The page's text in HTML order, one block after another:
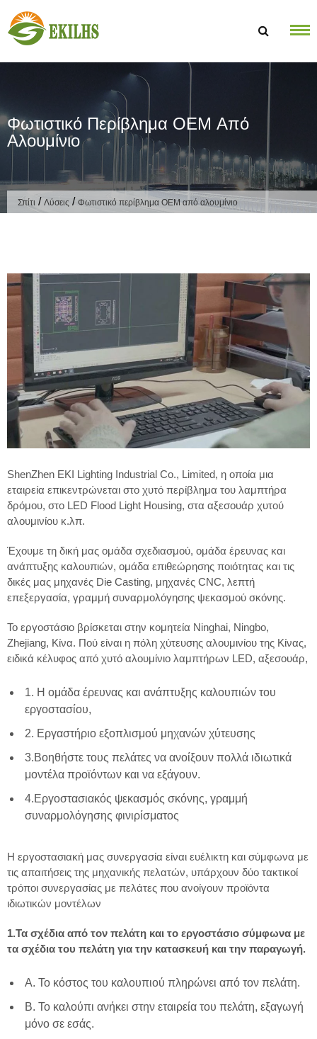
Φωτιστικό Περίβλημα OEM Από
Αλουμίνιο
Σπίτι / Λύσεις / Φωτιστικό περίβλημα OEM από αλουμίνιο
ShenZhen EKI Lighting Industrial Co., Limited, η οποία μια
εταιρεία επικεντρώνεται στο χυτό περίβλημα του λαμπτήρα
δρόμου, στο LED Flood Light Housing, στα αξεσουάρ χυτού
αλουμινίου κ.λπ.
Έχουμε τη δική μας ομάδα σχεδιασμού, ομάδα έρευνας και
ανάπτυξης καλουπιών, ομάδα επιθεώρησης ποιότητας και τις
δικές μας μηχανές Die Casting, μηχανές CNC, λεπτή
επεξεργασία, γραμμή συναρμολόγησης ψεκασμού σκόνης.
Το εργοστάσιο βρίσκεται στην κομητεία Ninghai, Ningbo,
Zhejiang, Κίνα. Πού είναι η πόλη χύτευσης αλουμινίου της Κίνας,
ειδικά κέλυφος από χυτό αλουμίνιο λαμπτήρων LED, αξεσουάρ,
1. Η ομάδα έρευνας και ανάπτυξης καλουπιών του
εργοστασίου,
2. Εργαστήριο εξοπλισμού μηχανών χύτευσης
3.Βοηθήστε τους πελάτες να ανοίξουν πολλά ιδιωτικά
μοντέλα προϊόντων και να εξάγουν.
4.Εργοστασιακός ψεκασμός σκόνης, γραμμή
συναρμολόγησης φινιρίσματος
Η εργοστασιακή μας συνεργασία είναι ευέλικτη και σύμφωνα με
τις απαιτήσεις της μηχανικής πελατών, υπάρχουν δύο τακτικοί
τρόποι συνεργασίας με πελάτες που ανοίγουν προϊόντα
ιδιωτικών μοντέλων
1.Τα σχέδια από τον πελάτη και το εργοστάσιο σύμφωνα με
τα σχέδια του πελάτη για την κατασκευή και την παραγωγή.
Α. Το κόστος του καλουπιού πληρώνει από τον πελάτη.
Β. Το καλούπι ανήκει στην εταιρεία του πελάτη, εξαγωγή
μόνο σε εσάς.